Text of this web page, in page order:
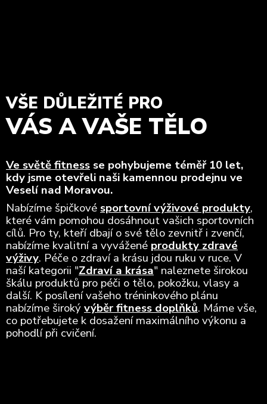
VŠE DŮLEŽITÉ PRO
VÁS A VAŠE TĚLO
Ve světě fitness se pohybujeme téměř 10 let,
kdy jsme otevřeli naši kamennou prodejnu ve
Veselí nad Moravou.
Nabízíme špičkové sportovní výživové produkty,
které vám pomohou dosáhnout vašich sportovních
cílů. Pro ty, kteří dbají o své tělo zevnitř i zvenčí,
nabízíme kvalitní a vyvážené produkty zdravé
výživy. Péče o zdraví a krásu jdou ruku v ruce. V
naší kategorii "Zdraví a krása" naleznete širokou
škálu produktů pro péči o tělo, pokožku, vlasy a
další. K posílení vašeho tréninkového plánu
nabízíme širokývýběr fitness doplňků. Máme vše,
co potřebujete k dosažení maximálního výkonu a
pohodlí při cvičení.